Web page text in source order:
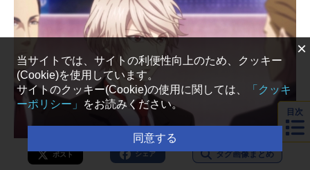
ポスト シェア タグ画像まとめ
目次
×
当サイトでは、サイトの利便性向上のため、クッキー
(Cookie)を使用しています。
サイトのクッキー(Cookie)の使用に関しては、
「クッキ
ーポリシー」
をお読みください。
同意する